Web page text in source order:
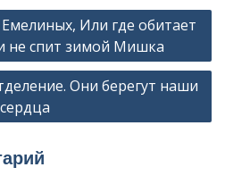
Или где обитает
не спит зимой Мишка
Они берегут наши
сердца